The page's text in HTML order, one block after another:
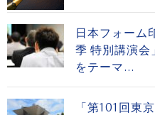
日本フォー
季 特別講演
をテーマ...
「第101回東